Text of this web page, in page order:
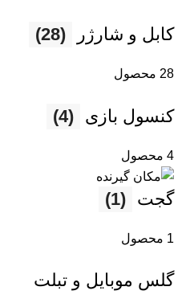
کابل و شارژر (28)
28 محصول
کنسول بازی (4)
4 محصول
گجت (1)
1 محصول
گلس موبایل و تبلت